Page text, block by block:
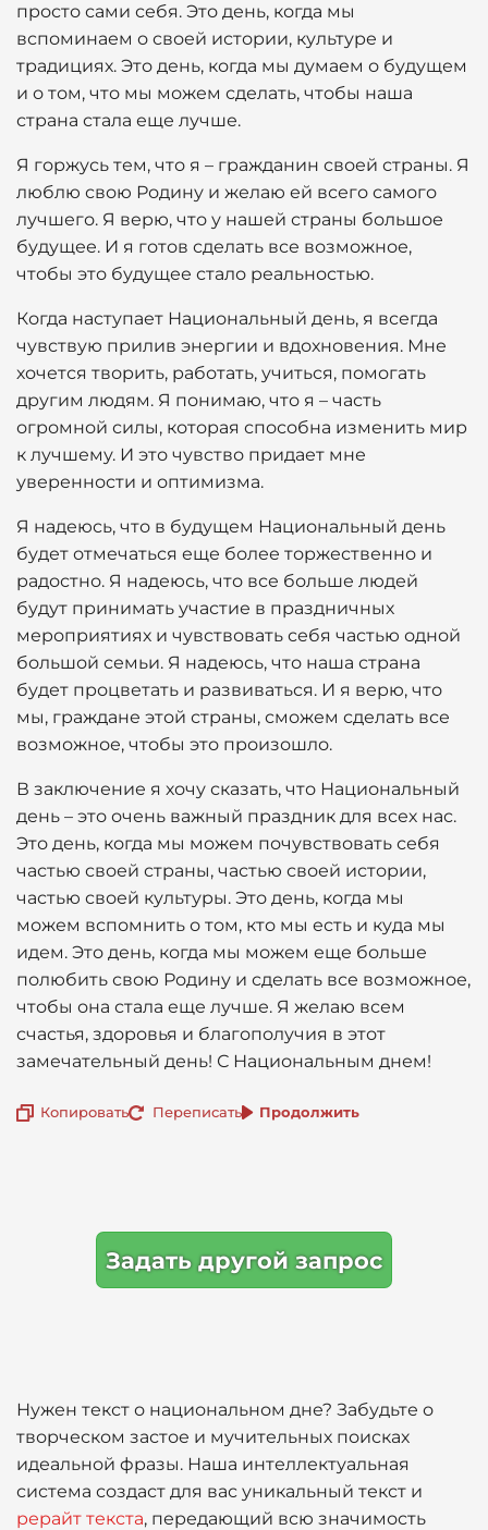
просто сами себя. Это день, когда мы
вспоминаем о своей истории, культуре и
традициях. Это день, когда мы думаем о будущем
и о том, что мы можем сделать, чтобы наша
страна стала еще лучше.
Я горжусь тем, что я – гражданин своей страны. Я
люблю свою Родину и желаю ей всего самого
лучшего. Я верю, что у нашей страны большое
будущее. И я готов сделать все возможное,
чтобы это будущее стало реальностью.
Когда наступает Национальный день, я всегда
чувствую прилив энергии и вдохновения. Мне
хочется творить, работать, учиться, помогать
другим людям. Я понимаю, что я – часть
огромной силы, которая способна изменить мир
к лучшему. И это чувство придает мне
уверенности и оптимизма.
Я надеюсь, что в будущем Национальный день
будет отмечаться еще более торжественно и
радостно. Я надеюсь, что все больше людей
будут принимать участие в праздничных
мероприятиях и чувствовать себя частью одной
большой семьи. Я надеюсь, что наша страна
будет процветать и развиваться. И я верю, что
мы, граждане этой страны, сможем сделать все
возможное, чтобы это произошло.
В заключение я хочу сказать, что Национальный
день – это очень важный праздник для всех нас.
Это день, когда мы можем почувствовать себя
частью своей страны, частью своей истории,
частью своей культуры. Это день, когда мы
можем вспомнить о том, кто мы есть и куда мы
идем. Это день, когда мы можем еще больше
полюбить свою Родину и сделать все возможное,
чтобы она стала еще лучше. Я желаю всем
счастья, здоровья и благополучия в этот
замечательный день! С Национальным днем!
Копировать Переписать Продолжить
Задать другой запрос
Нужен текст о национальном дне? Забудьте о
творческом застое и мучительных поисках
идеальной фразы. Наша интеллектуальная
система создаст для вас уникальный текст и
рерайт текста, передающий всю значимость